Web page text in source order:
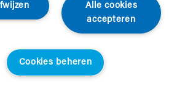
Alle cookies
accepteren
Cookies beheren